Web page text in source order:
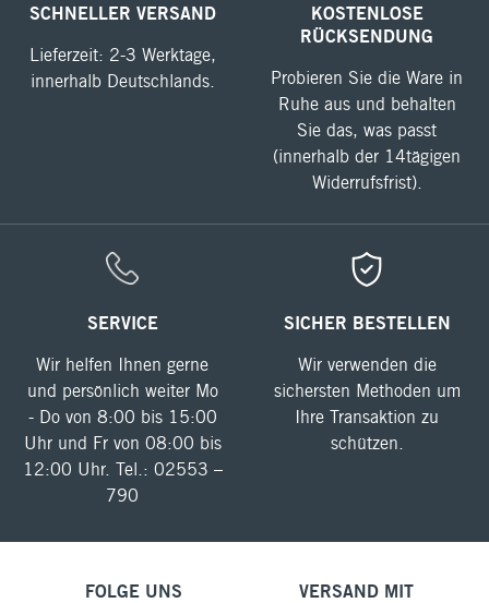
SCHNELLER VERSAND
Lieferzeit: 2-3 Werktage,
innerhalb Deutschlands.
KOSTENLOSE
RÜCKSENDUNG
Probieren Sie die Ware in
Ruhe aus und behalten
Sie das, was passt
(innerhalb der 14tägigen
Widerrufsfrist).
SERVICE
Wir helfen Ihnen gerne
und persönlich weiter Mo
- Do von 8:00 bis 15:00
Uhr und Fr von 08:00 bis
12:00 Uhr. Tel.: 02553 –
790
SICHER BESTELLEN
Wir verwenden die
sichersten Methoden um
Ihre Transaktion zu
schützen.
FOLGE UNS VERSAND MIT